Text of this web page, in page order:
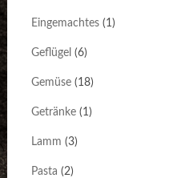
Eingemachtes(1)
Geflügel (6)
Gemüse(18)
Getränke(1)
Lamm (3)
Pasta (2)